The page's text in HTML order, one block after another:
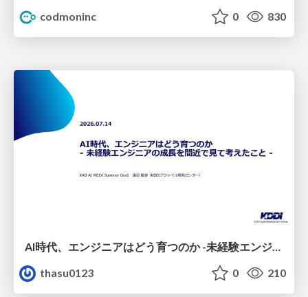
codmoninc 0 830
thasu0123
0 210